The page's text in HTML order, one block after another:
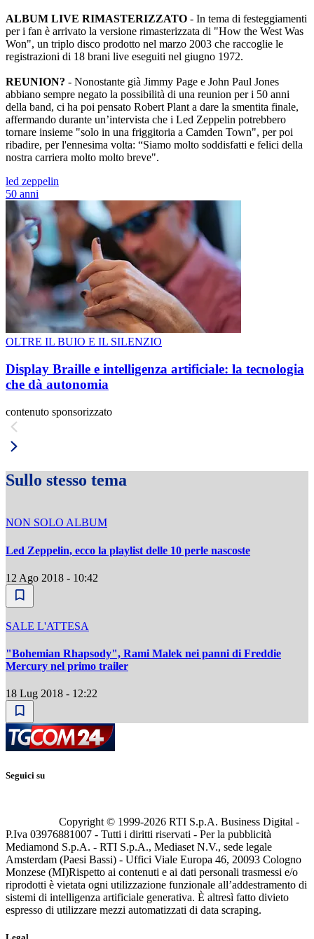
ALBUM LIVE RIMASTERIZZATO - In tema di festeggiamenti
per i fan è arrivato la versione rimasterizzata di "How the West Was
Won", un triplo disco prodotto nel marzo 2003 che raccoglie le
registrazioni di 18 brani live eseguiti nel giugno 1972.
REUNION? - Nonostante già Jimmy Page e John Paul Jones
abbiano sempre negato la possibilità di una reunion per i 50 anni
della band, ci ha poi pensato Robert Plant a dare la smentita finale,
affermando durante un’intervista che i Led Zeppelin potrebbero
tornare insieme "solo in una friggitoria a Camden Town", per poi
ribadire, per l'ennesima volta: “Siamo molto soddisfatti e felici della
nostra carriera molto molto breve".
led zeppelin
50 anni
OLTRE IL BUIO E IL SILENZIO
Display Braille e intelligenza artificiale: la tecnologia
che dà autonomia
contenuto sponsorizzato
Sullo stesso tema
NON SOLO ALBUM
Led Zeppelin, ecco la playlist delle 10 perle nascoste
12 Ago 2018 - 10:42
SALE L'ATTESA
"Bohemian Rhapsody", Rami Malek nei panni di Freddie
Mercury nel primo trailer
18 Lug 2018 - 12:22
Seguici su
Copyright © 1999-2026 RTI S.p.A. Business Digital -
P.Iva 03976881007 - Tutti i diritti riservati - Per la pubblicità
Mediamond S.p.A. - RTI S.p.A., Mediaset N.V., sede legale
Amsterdam (Paesi Bassi) - Uffici Viale Europa 46, 20093 Cologno
Monzese (MI)Rispetto ai contenuti e ai dati personali trasmessi e/o
riprodotti è vietata ogni utilizzazione funzionale all’addestramento di
sistemi di intelligenza artificiale generativa. È altresì fatto divieto
espresso di utilizzare mezzi automatizzati di data scraping.